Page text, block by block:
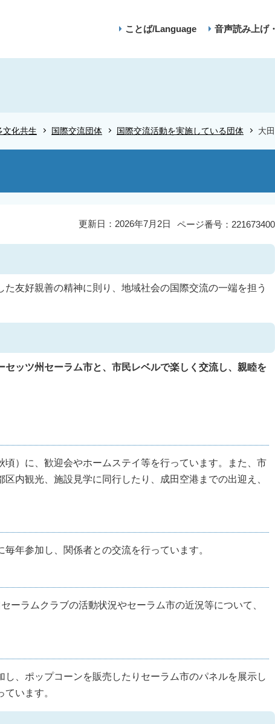
ことば/Language 音声読み上げ
文化共生 国際交流団体 国際交流活動を実施している団体 大
ページ番号：221673400
更新日：2026年7月2日
友好親善の精神に則り、地域社会の国際交流の一端を担う
ッツ州セーラム市と、市民レベルで楽しく 交流し、親睦を
）に、歓迎会やホームステイ等を行っています。また、市
内観光、施設見学に同行したり、成田空港までの出迎え、
年参加し、関係者との交流を行っています。
ラムクラブの活動状況やセーラム市の近況等について、
、ポップコーンを販売したりセーラム市のパネルを展示し
います。